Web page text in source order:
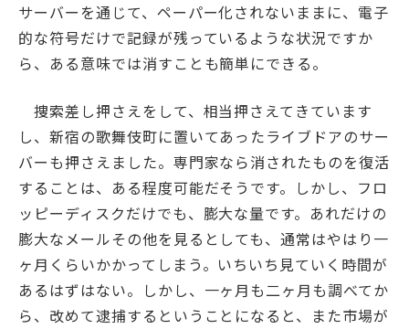
サーバーを通じて、ペーパー化されないままに、電子
的な符号だけで記録が残っているような状況ですか
ら、ある意味では消すことも簡単にできる。
捜索差し押さえをして、相当押さえてきています
し、新宿の歌舞伎町に置いてあったライブドアのサー
バーも押さえました。専門家なら消されたものを復活
することは、ある程度可能だそうです。しかし、フロ
ッピーディスクだけでも、膨大な量です。あれだけの
膨大なメールその他を見るとしても、通常はやはり一
ヶ月くらいかかってしまう。いちいち見ていく時間が
あるはずはない。しかし、一ヶ月も二ヶ月も調べてか
ら、改めて逮捕するということになると、また市場が